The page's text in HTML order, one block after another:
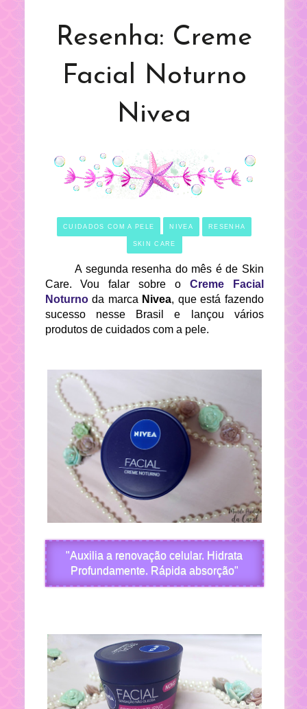
Resenha: Creme
Facial Noturno
Nivea
CUIDADOS COM A PELE NIVEA RESENHA
SKIN CARE
A segunda resenha do mês é de Skin
Care. Vou falar sobre o Creme Facial
Noturnoda marca Nivea, que está fazendo
sucesso nesse Brasil e lançou vários
produtos de cuidados com a pele.
"Auxilia a renovação celular. Hidrata
Profundamente. Rápida absorção"